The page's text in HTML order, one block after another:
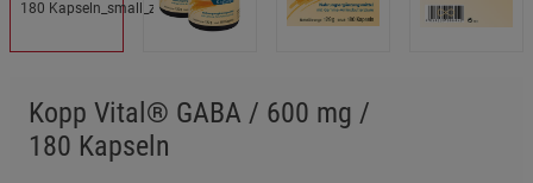
Kopp Vital® GABA / 600 mg /
180 Kapseln